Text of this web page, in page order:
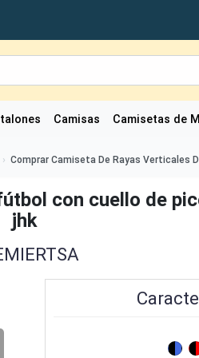
Camisas Camisetas de
Comprar Camiseta De Rayas Verticales
con cuello de
jhk